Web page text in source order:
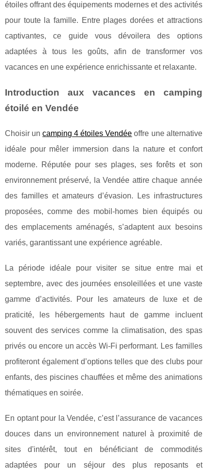
étoiles offrant des équipements modernes et des activités
pour toute la famille. Entre plages dorées et attractions
captivantes, ce guide vous dévoilera des options
adaptées à tous les goûts, afin de transformer vos
vacances en une expérience enrichissante et relaxante.
Introduction aux vacances en camping
étoilé en Vendée
Choisir uncamping 4 étoiles Vendée offre une alternative
idéale pour mêler immersion dans la nature et confort
moderne. Réputée pour ses plages, ses forêtset son
environnement préservé, la Vendée attire chaque année
des familles et amateurs d’évasion. Les infrastructures
proposées, comme des mobil-homes bien équipés ou
des emplacements aménagés, s’adaptent aux besoins
variés, garantissant une expérience agréable.
La période idéale pour visiter se situe entre mai et
septembre, avec des journées ensoleillées et une vaste
gamme d’activités. Pour les amateurs de luxe et de
praticité, les hébergements haut de gamme incluent
souvent des services comme la climatisation, des spas
privés ou encore un accès Wi-Fi performant. Les familles
profiteront également d’options telles que des clubs pour
enfants, des piscines chauffées et même des animations
thématiques en soirée.
En optant pour la Vendée, c’est l’assurance de vacances
douces dans un environnement naturel à proximité de
sites d'intérêt, tout en bénéficiant de commodités
adaptées pour un séjour des plus reposants et